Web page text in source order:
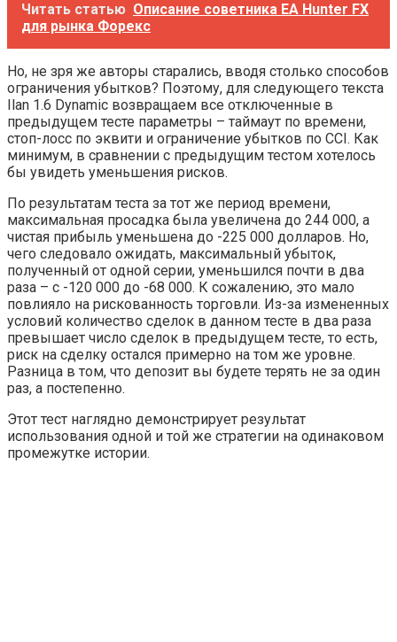
Читать статью Описание советника EA Hunter FX
для рынка Форекс
Но, не зря же авторы старались, вводя столько способов
ограничения убытков? Поэтому, для следующего текста
Ilan 1.6 Dynamic возвращаем все отключенные в
предыдущем тесте параметры – таймаут по времени,
стоп-лосс по эквити и ограничение убытков по CCI. Как
минимум, в сравнении с предыдущим тестом хотелось
бы увидеть уменьшения рисков.
По результатам теста за тот же период времени,
максимальная просадка была увеличена до 244 000, а
чистая прибыль уменьшена до -225 000 долларов. Но,
чего следовало ожидать, максимальный убыток,
полученный от одной серии, уменьшился почти в два
раза – с -120 000 до -68 000. К сожалению, это мало
повлияло на рискованность торговли. Из-за измененных
условий количество сделок в данном тесте в два раза
превышает число сделок в предыдущем тесте, то есть,
риск на сделку остался примерно на том же уровне.
Разница в том, что депозит вы будете терять не за один
раз, а постепенно.
Этот тест наглядно демонстрирует результат
использования одной и той же стратегии на одинаковом
промежутке истории.